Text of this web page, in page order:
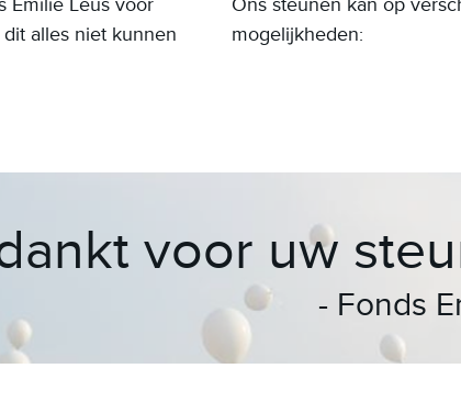
alles niet kunnen
mogelijkheden:
voor uw
Fonds